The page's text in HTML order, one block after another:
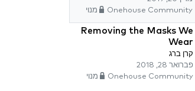
Onehouse Community מנוי
Removing the Masks We
Wear
קרן ברג
פברואר 28, 2018
Onehouse Community מנוי